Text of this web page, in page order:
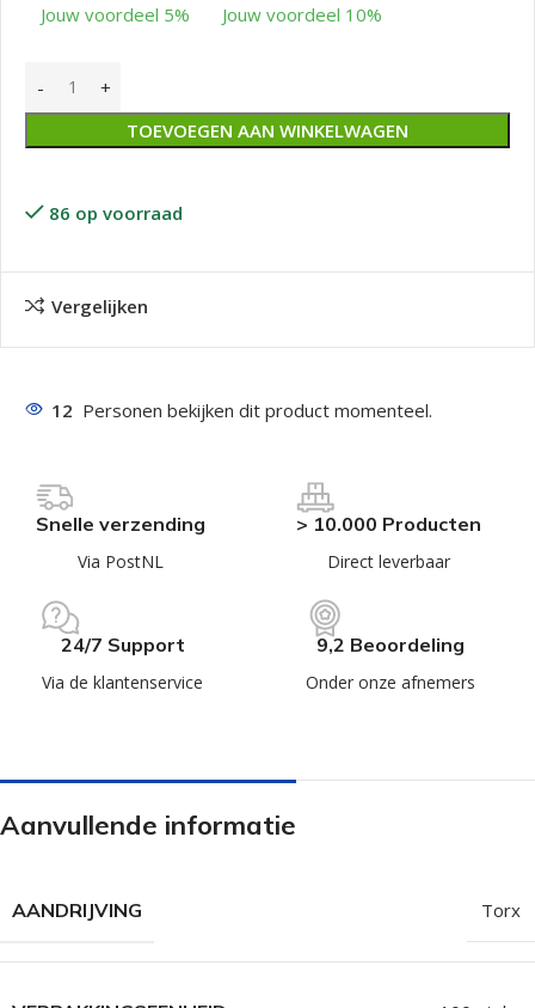
Jouw voordeel 5% Jouw voordeel 10%
TOEVOEGEN AAN WINKELWAGEN
86 op voorraad
Vergelijken
12 Personen bekijken dit product momenteel.
Snelle verzending
Via PostNL
> 10.000 Producten
Direct leverbaar
24/7 Support
Via de klantenservice
9,2 Beoordeling
Onder onze afnemers
Aanvullende informatie
AANDRIJVING Torx